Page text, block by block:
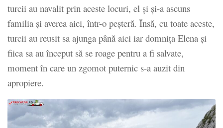
turcii au navalit prin aceste locuri, el şi şi-a ascuns
familia şi averea aici, într-o peşteră. Însă, cu toate aceste,
turcii au reusit sa ajunga până aici iar domniţa Elena şi
fiica sa au început să se roage pentru a fi salvate,
moment în care un zgomot puternic s-a auzit din
apropiere.